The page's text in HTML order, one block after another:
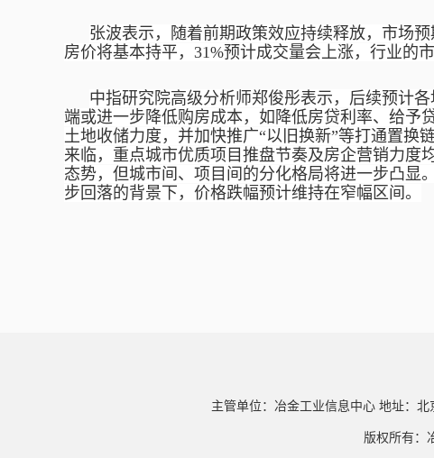
张波表示，随着前期政策效应持续释放，市场
房价将基本持平，31%预计成交量会上涨，行业的
中指研究院高级分析师郑俊彤表示，后续预计
端或进一步降低购房成本，如降低房贷利率、给予
土地收储力度，并加快推广“以旧换新”等打通置换
来临，重点城市优质项目推盘节奏及房企营销力度
态势，但城市间、项目间的分化格局将进一步凸显
步回落的背景下，价格跌幅预计维持在窄幅区间。
主管单位：冶金工业信息中心 地址：
版权所有：